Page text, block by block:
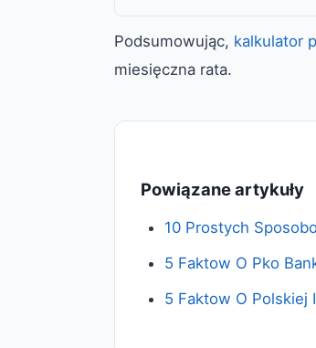
Podsumowując, kalkulator
miesięczna rata.
Powiązane artykuły
10 Prostych
5 Faktow O Pko
5 Faktow O Polskiej